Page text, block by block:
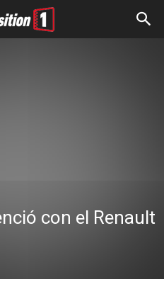
con el Renault